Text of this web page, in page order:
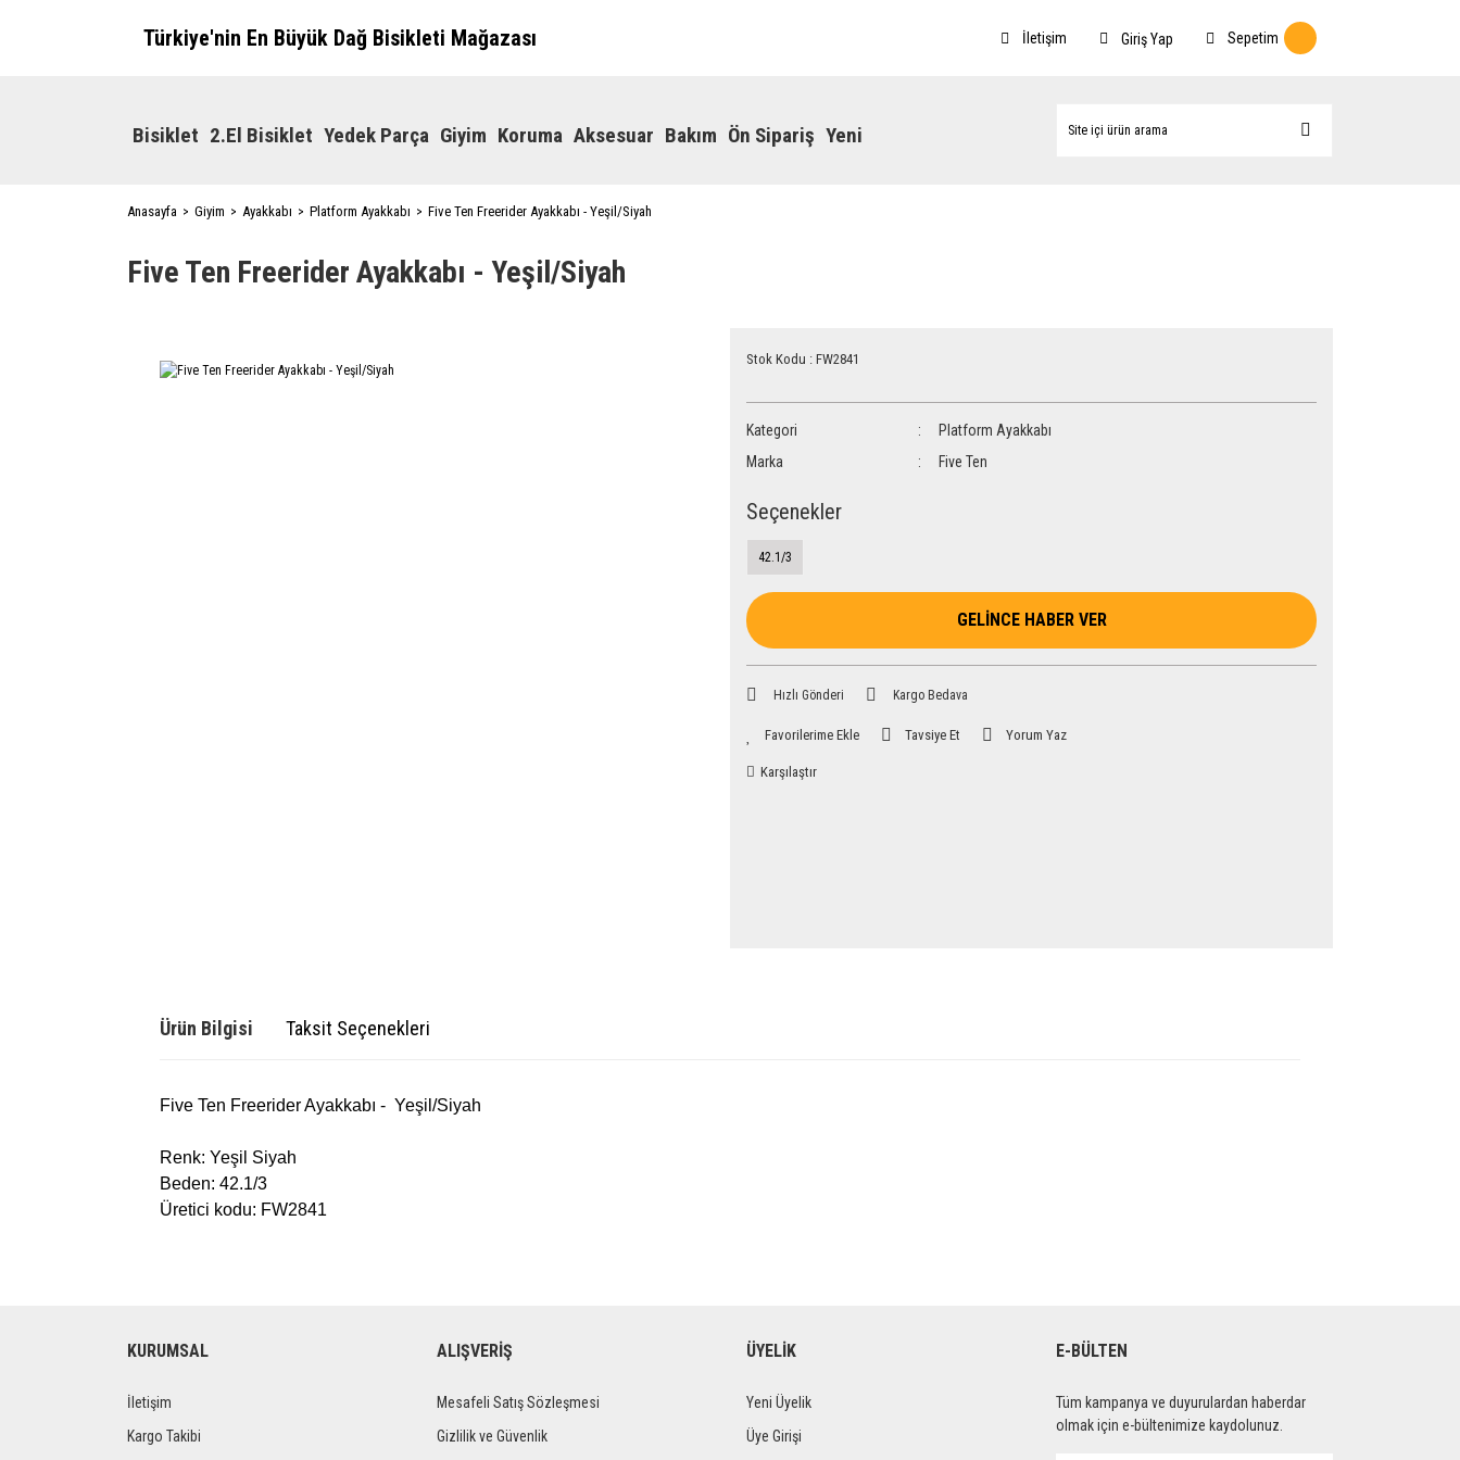
Türkiye'nin En Büyük Dağ Bisikleti Mağazası İletişim Giriş Yap Sepetim
Bisiklet 2.El Bisiklet Yedek Parça Giyim Koruma Aksesuar Bakım Ön Sipariş Yeni
Anasayfa Giyim Ayakkabı Platform Ayakkabı Five Ten Freerider Ayakkabı - Yeşil/Siyah
Five Ten Freerider Ayakkabı - Yeşil/Siyah
Stok Kodu : FW2841
Kategori
Platform Ayakkabı
Marka
Five Ten
Seçenekler
42.1/3
GELİNCE HABER VER
Hızlı Gönderi Kargo Bedava
Tavsiye Et Yorum Yaz
Karşılaştır
Ürün Bilgisi Taksit Seçenekleri
Five Ten Freerider Ayakkabı - Yeşil/Siyah
Renk: Yeşil Siyah
Beden: 42.1/3
Üretici kodu: FW2841
KURUMSAL
İletişim
Kargo Takibi
ALIŞVERİŞ
Mesafeli Satış Sözleşmesi
Gizlilik ve Güvenlik
ÜYELİK
Yeni Üyelik
Üye Girişi
E-BÜLTEN
Tüm kampanya ve duyurulardan haberdar
olmak için e-bültenimize kaydolunuz.